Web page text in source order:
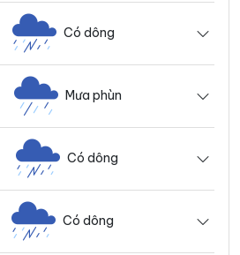
Có dông
Mưa phùn
Có dông
Có dông